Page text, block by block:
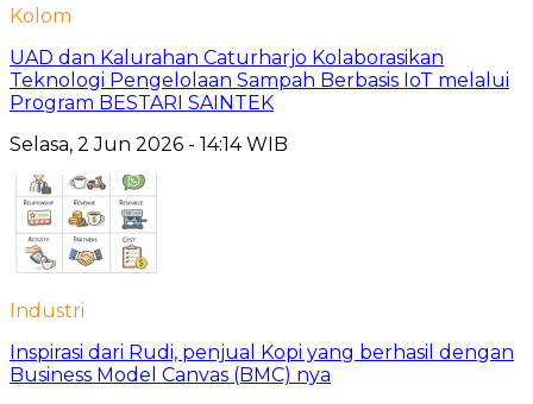
Kolom
UAD dan Kalurahan Caturharjo Kolaborasikan
Teknologi Pengelolaan Sampah Berbasis IoT melalui
Program BESTARI SAINTEK
Selasa, 2 Jun 2026 - 14:14 WIB
Industri
Inspirasi dari Rudi, penjual Kopi yang berhasil dengan
Business Model Canvas (BMC) nya